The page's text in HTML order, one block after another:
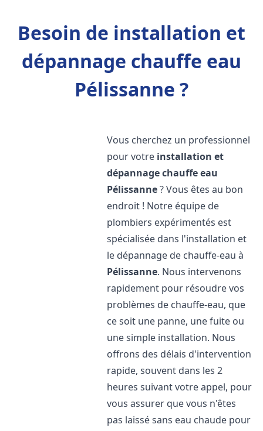
Besoin de installation et
dépannage chauffe eau
Pélissanne ?
Vous cherchez un professionnel
pour votre installation et
dépannage chauffe eau
Pélissanne? Vous êtes au bon
endroit ! Notre équipe de
plombiers expérimentés est
spécialisée dans l'installation et
le dépannage de chauffe-eau à
Pélissanne. Nous intervenons
rapidement pour résoudre vos
problèmes de chauffe-eau, que
ce soit une panne, une fuite ou
une simple installation. Nous
offrons des délais d'intervention
rapide, souvent dans les 2
heures suivant votre appel, pour
vous assurer que vous n'êtes
pas laissé sans eau chaude pour